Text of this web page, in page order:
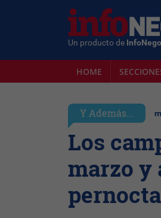
Un producto de
HOME
Y Además...
Los
marzo y